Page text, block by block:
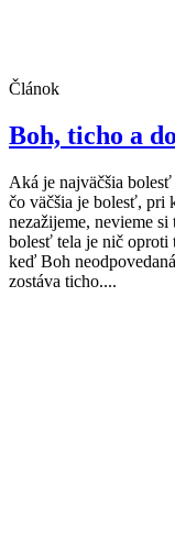
Článok
Boh, ticho a
Aká je najväčšia
čo väčšia je bolesť, pri
nezažijeme, nevieme
bolesť tela je nič oproti
keď Boh
zostáva ticho....